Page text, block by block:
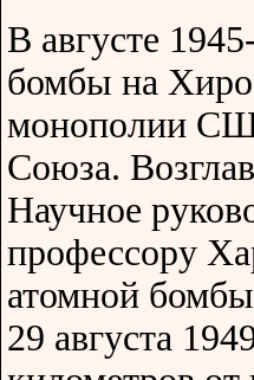
В августе
бомбы на
монополии
Союза.
Научное
профессору
атомной
29 августа